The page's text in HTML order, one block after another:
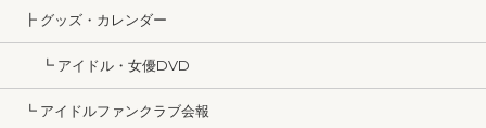
┣ グッズ・カレンダー
┗ アイドル・女優DVD
┗ アイドルファンクラブ会報